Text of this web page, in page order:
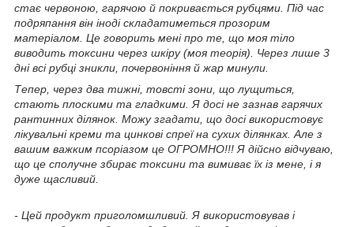
стає червоною, гарячою й покривається рубцями. Під час
подряпання він іноді складатиметься прозорим
матеріалом. Це говорить мені про те, що моя тіло
виводить токсини через шкіру (моя теорія). Через лише 3
дні всі рубці зникли, почервоніння й жар минули.
Тепер, через два тижні, товсті зони, що лущиться,
стають плоскими та гладкими. Я досі не зазнав гарячих
рантинних ділянок. Можу згадати, що досі використовує
лікувальні креми та цинкові спреї на сухих ділянках. Але з
вашим важким псоріазом це ОГРОМНО!!! Я дійсно відчуваю,
що це сполучне збирає токсини та вимиває їх із мене, і я
дуже щасливий.
- Цей продукт приголомшливий. Я використовував і